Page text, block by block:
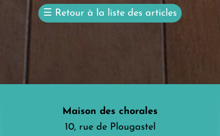
☰ Retour à la liste des articles
Maison des chorales
10, rue de Plougastel